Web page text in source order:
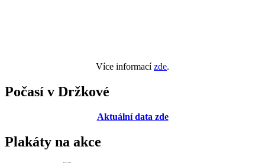
Více informacízde.
Počasí v Držkové
Aktuální data zde
Plakáty na akce